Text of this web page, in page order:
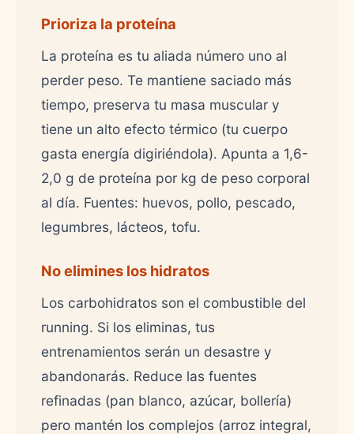
Prioriza la proteína
La proteína es tu aliada número uno al
perder peso. Te mantiene saciado más
tiempo, preserva tu masa muscular y
tiene un alto efecto térmico (tu cuerpo
gasta energía digiriéndola). Apunta a 1,6-
2,0 g de proteína por kg de peso corporal
al día. Fuentes: huevos, pollo, pescado,
legumbres, lácteos, tofu.
No elimines los hidratos
Los carbohidratos son el combustible del
running. Si los eliminas, tus
entrenamientos serán un desastre y
abandonarás. Reduce las fuentes
refinadas (pan blanco, azúcar, bollería)
pero mantén los complejos (arroz integral,